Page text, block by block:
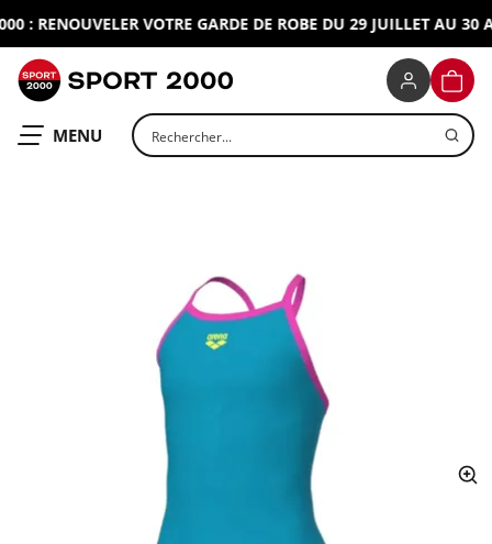
: RENOUVELER VOTRE GARDE DE ROBE DU 29 JUILLET AU 30
OUVRIR LE
MENU Rechercher un produit